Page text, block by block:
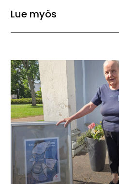
Lue myös